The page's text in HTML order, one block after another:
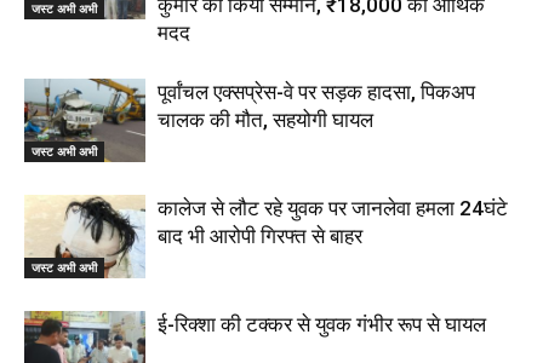
जस्ट अभी अभी
कुमार का किया सम्मान, ₹18,000 की आर्थिक
मदद
जस्ट अभी अभी
पूर्वांचल एक्सप्रेस-वे पर सड़क हादसा, पिकअप
चालक की मौत, सहयोगी घायल
जस्ट अभी अभी
कालेज से लौट रहे युवक पर जानलेवा हमला 24घंटे
बाद भी आरोपी गिरफ्त से बाहर
ई-रिक्शा की टक्कर से युवक गंभीर रूप से घायल